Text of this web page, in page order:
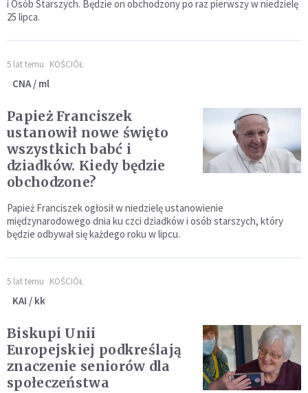
i Osób Starszych. Będzie on obchodzony po raz pierwszy w niedzielę
25 lipca.
5 lat temu KOŚCIÓŁ
CNA / ml
Papież Franciszek
ustanowił nowe święto
wszystkich babć i
dziadków. Kiedy będzie
obchodzone?
Papież Franciszek ogłosił w niedzielę ustanowienie
międzynarodowego dnia ku czci dziadków i osób starszych, który
będzie odbywał się każdego roku w lipcu.
5 lat temu KOŚCIÓŁ
KAI / kk
Biskupi Unii
Europejskiej podkreślają
znaczenie seniorów dla
społeczeństwa